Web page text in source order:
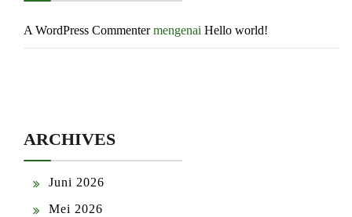
A WordPress Commentermengenai Hello world!
ARCHIVES
Juni 2026
Mei 2026